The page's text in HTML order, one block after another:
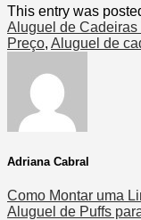
This entry was
Aluguel de Cadeiras
Preço, Aluguel de
Adriana Cabral
Como Montar uma
Aluguel de Puffs